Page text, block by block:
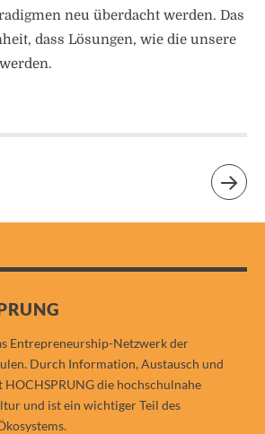
neu überdacht werden. Das
dass Lösungen, wie die unsere
Entrepreneurship-Netzwerk der
Durch Information, Austausch und
die hochschulnahe
und ist ein wichtiger Teil des